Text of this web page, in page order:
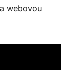
webovou